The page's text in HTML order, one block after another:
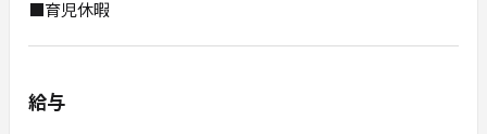
■育児休暇
給与